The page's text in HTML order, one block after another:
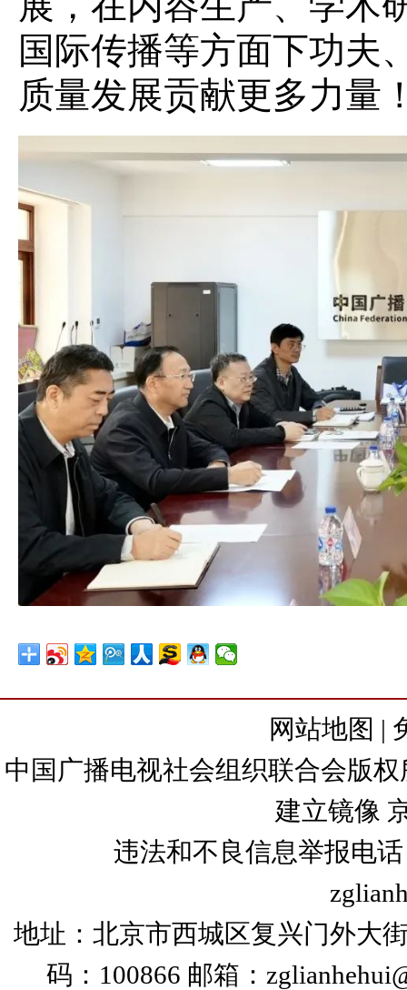
国际传播等方面下功夫
质量发展贡献更多力量
网站地图 |
中国广播电视社会组织联合会版
建立镜像
违法和不良信息举报电
地址：北京市西城区复兴门外大
码：100866 邮箱：